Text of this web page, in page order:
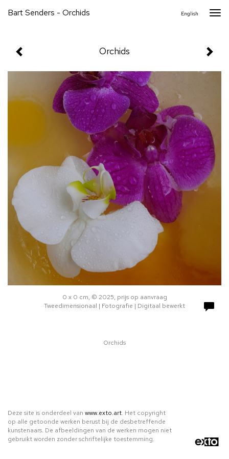
Bart Senders - Orchids English
Orchids
0 x 0 cm, © 2025, prijs op aanvraag
Tweedimensionaal | Fotografie | Digitaal bewerkt
Orchids
Deze site is onderdeel van www.exto.art. Het copyright
op alle getoonde werken berust bij de desbetreffende
kunstenaars. De afbeeldingen van de werken mogen niet
gebruikt worden zonder schriftelijke toestemming.